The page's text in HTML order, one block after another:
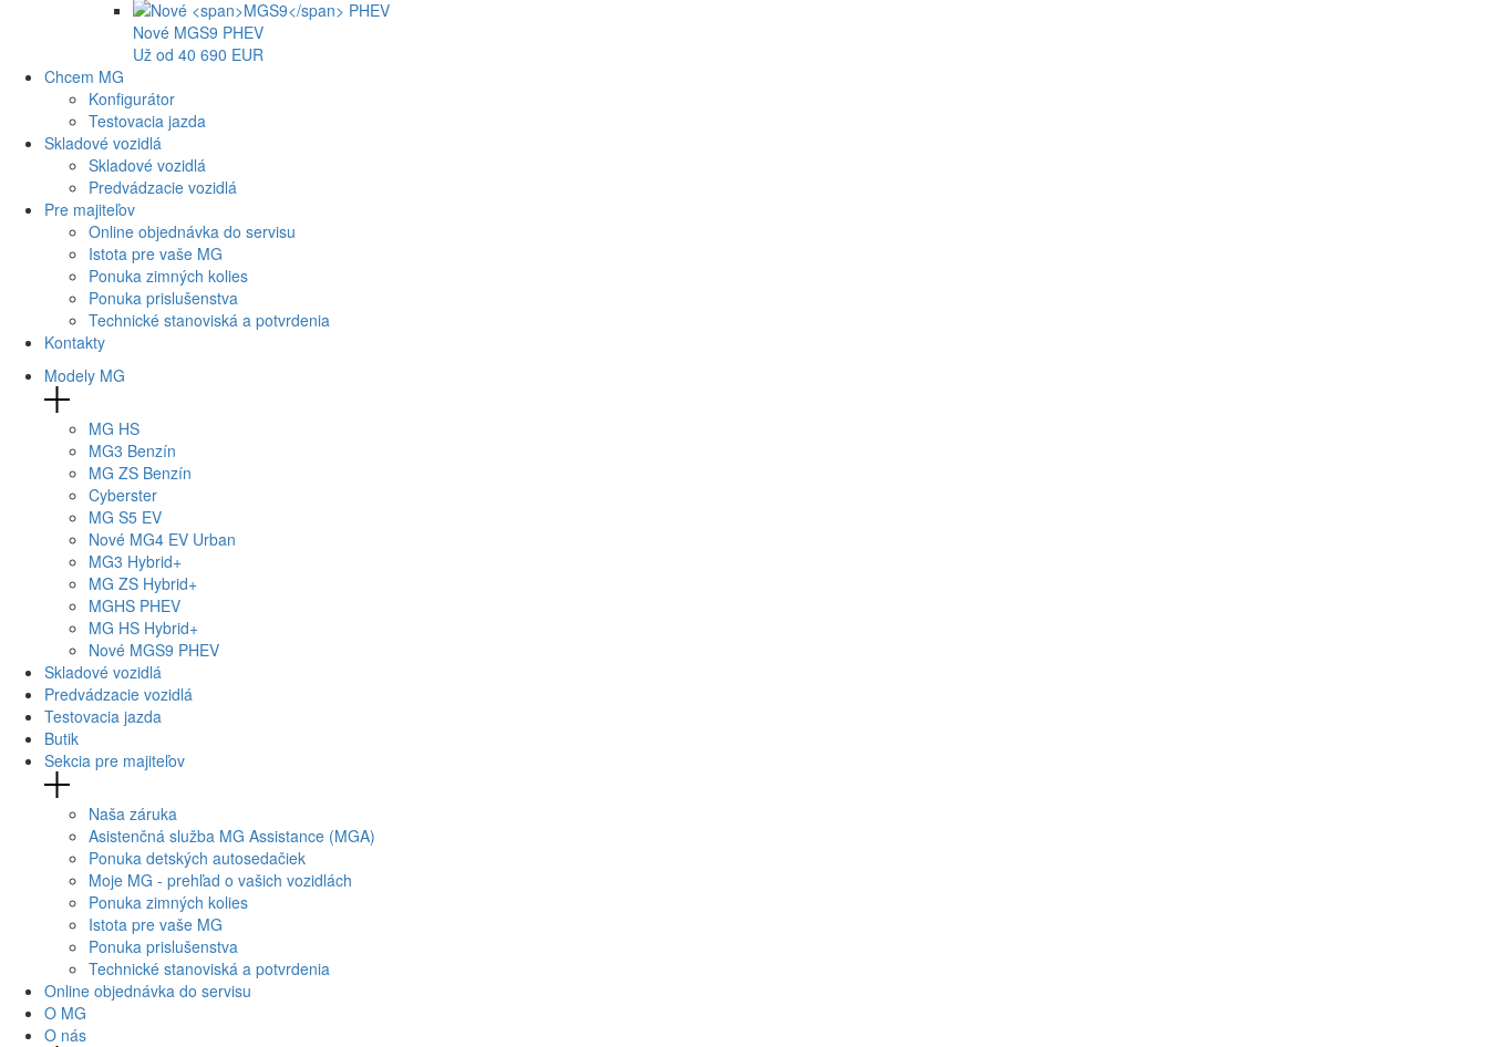
Nové MGS9 PHEV
Už od 40 690 EUR
Chcem MG
Konfigurátor
Testovacia jazda
Skladové vozidlá
Skladové vozidlá
Predvádzacie vozidlá
Pre majiteľov
Online objednávka do servisu
Istota pre vaše MG
Ponuka zimných kolies
Ponuka prislušenstva
Technické stanoviská a potvrdenia
Kontakty
Modely MG
MG HS
MG3 Benzín
MG ZS Benzín
Cyberster
MG S5 EV
Nové MG4 EV Urban
MG3 Hybrid+
MG ZS Hybrid+
MGHS PHEV
MG HS Hybrid+
Nové MGS9 PHEV
Skladové vozidlá
Predvádzacie vozidlá
Testovacia jazda
Butik
Sekcia pre majiteľov
Naša záruka
Asistenčná služba MG Assistance (MGA)
Ponuka detských autosedačiek
Moje MG - prehľad o vašich vozidlách
Ponuka zimných kolies
Istota pre vaše MG
Ponuka prislušenstva
Technické stanoviská a potvrdenia
Online objednávka do servisu
O MG
O nás